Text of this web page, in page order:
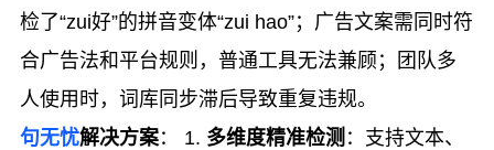
检了“zui好”的拼音变体“zui hao”；广告文案需同时符
合广告法和平台规则，普通工具无法兼顾；团队多
人使用时，词库同步滞后导致重复违规。
句无忧解决方案： 1. 多维度精准检测 ：支持文本、